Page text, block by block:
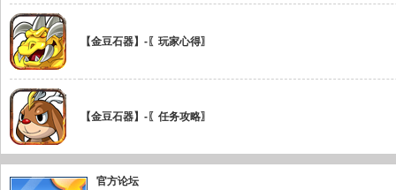
【金豆石器】-〖玩家心得〗
【金豆石器】-〖任务攻略〗
官方论坛